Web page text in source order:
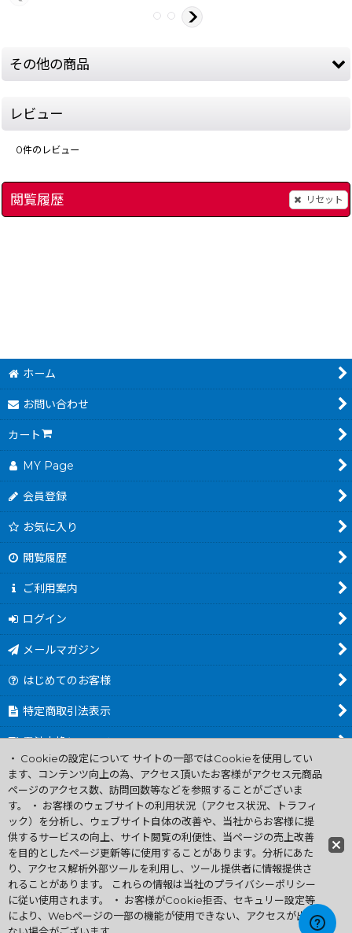
その他の商品
レビュー
0件のレビュー
閲覧履歴 リセット
ホーム
お問い合わせ
カート
MY Page
会員登録
お気に入り
閲覧履歴
ご利用案内
ログイン
メールマガジン
はじめてのお客様
特定商取引法表示
電池交換について
商品カテゴリ一覧
Worldwide Shipping Guide
ファミコン買取通販 中古 ディスクシステム 販売 ニンテンドウ64・
ゲーム買取 .電池交換
Copyright (C) 2007 ファミコン お宝王 All Rights
Reserved.
許可無く当サイトの画像、文章、無断転載複製を禁ずる
・ Cookieの設定について サイトの一部ではCookieを使用してい
ます、コンテンツ向上の為、アクセス頂いたお客様がアクセス元商品
ページのアクセス数、訪問回数等などを参照することがございま
す。 ・ お客様のウェブサイトの利用状況（アクセス状況、トラフィ
ック）を分析し、ウェブサイト自体の改善や、当社からお客様に提
供するサービスの向上、サイト閲覧の利便性、当ページの売上改善
を目的としたページ更新等に使用することがあります。分析にあた
り、アクセス解析外部ツールを利用し、ツール提供者に情報提供さ
れることがあります。 これらの情報は当社のプライバシーポリシー
に従い使用されます。 ・ お客様がCookie拒否、セキュリー設定等
により、Webページの一部の機能が使用できない、アクセスが出来